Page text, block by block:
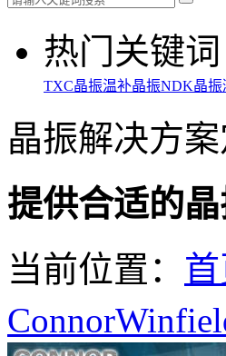
热门关键词
TXC晶振温补晶振NDK晶振
晶振解决方
提供合适的
当前位置：